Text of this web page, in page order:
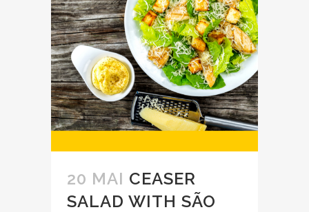
20 MAI CEASER
SALAD WITH SÃO